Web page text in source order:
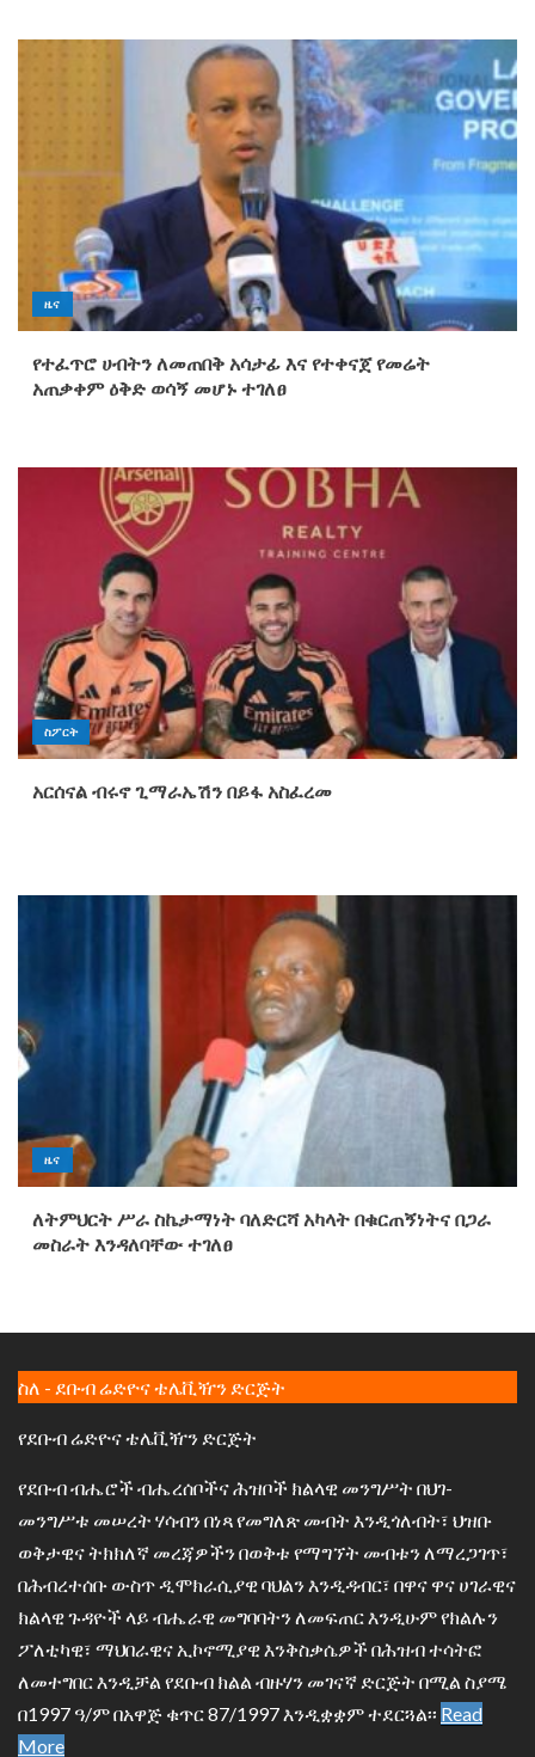
ዜና
የተፈጥሮ ሀብትን ለመጠበቅ አሳታፊ እና የተቀናጀ የመሬት
አጠቃቀም ዕቅድ ወሳኝ መሆኑ ተገለፀ
ስፖርት
አርሰናል ብሩኖ ጊማራኤሽን በይፋ አስፈረመ
ዜና
ለትምህርት ሥራ ስኬታማነት ባለድርሻ አካላት በቁርጠኝነትና በጋራ
መስራት እንዳለባቸው ተገለፀ
ስለ - ደቡብ ሬድዮና ቴሌቪዥን ድርጅት
የደቡብ ሬድዮና ቴሌቪዥን ድርጅት
የደቡብ ብሔሮች ብሔረሰቦችና ሕዝቦች ክልላዊ መንግሥት በህገ-
መንግሥቱ መሠረት ሃሳብን በነጻ የመግለጽ መብት እንዲጎለብት፣ ህዝቡ
ወቅታዊና ትክክለኛ መረጃዎችን በወቅቱ የማግኘት መብቱን ለማረጋገጥ፣
በሕብረተሰቡ ውስጥ ዲሞክራሲያዊ ባህልን እንዲዳብር፣ በዋና ዋና ሀገራዊና
ክልላዊ ጉዳዮች ላይ ብሔራዊ መግባባትን ለመፍጠር እንዲሁም የክልሉን
ፖለቲካዊ፣ ማህበራዊና ኢኮኖሚያዊ እንቅስቃሴዎች በሕዝብ ተሳትፎ
ለመተግበር እንዲቻል የደቡብ ክልል ብዙሃን መገናኛ ድርጅት በሚል ስያሜ
በ1997 ዓ/ም በአዋጅ ቁጥር 87/1997 እንዲቋቋም ተደርጓል፡፡ Read
More